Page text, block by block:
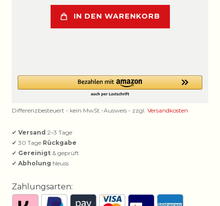
IN DEN WARENKORB
Differenzbesteuert - kein MwSt.-Ausweis - zzgl. Versandkosten
✔ Versand 2–3 Tage
✔ 30 Tage Rückgabe
✔ Gereinigt & geprüft
✔ Abholung Neuss
Zahlungsarten: